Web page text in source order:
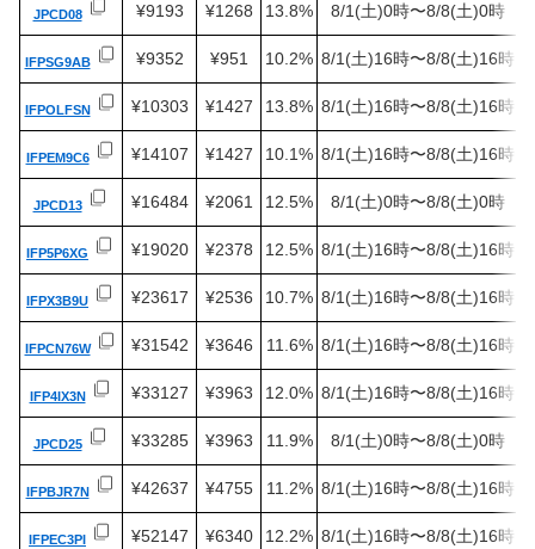
JPCD08 ¥9193 ¥1268 13.8% 8/1(土)0時〜8/8(土)0時
IFPSG9AB ¥9352 ¥951 10.2% 8/1(土)16時〜8/8(土)16時
IFPOLFSN ¥10303 ¥1427 13.8% 8/1(土)16時〜8/8(土)16時
IFPEM9C6 ¥14107 ¥1427 10.1% 8/1(土)16時〜8/8(土)16時
JPCD13 ¥16484 ¥2061 12.5% 8/1(土)0時〜8/8(土)0時
IFP5P6XG ¥19020 ¥2378 12.5% 8/1(土)16時〜8/8(土)16時
IFPX3B9U ¥23617 ¥2536 10.7% 8/1(土)16時〜8/8(土)16時
IFPCN76W ¥31542 ¥3646 11.6% 8/1(土)16時〜8/8(土)16時
IFP4IX3N ¥33127 ¥3963 12.0% 8/1(土)16時〜8/8(土)16時
JPCD25 ¥33285 ¥3963 11.9% 8/1(土)0時〜8/8(土)0時
IFPBJR7N ¥42637 ¥4755 11.2% 8/1(土)16時〜8/8(土)16時
IFPEC3PI ¥52147 ¥6340 12.2% 8/1(土)16時〜8/8(土)16時